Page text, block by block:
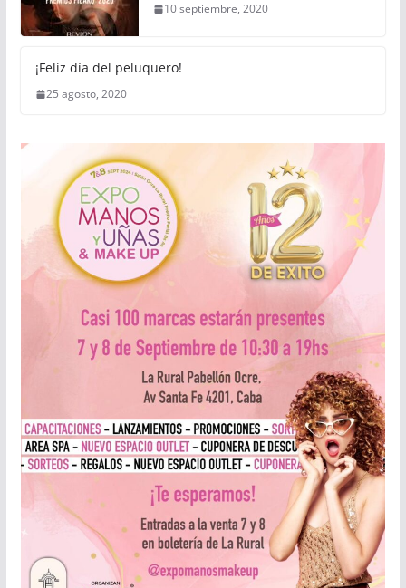
10 septiembre, 2020
¡Feliz día del peluquero!
25 agosto, 2020